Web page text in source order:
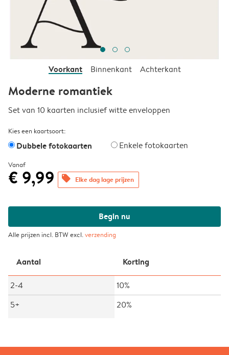
Voorkant Binnenkant Achterkant
Moderne romantiek
Set van 10 kaarten inclusief witte enveloppen
Kies een kaartsoort:
Dubbele fotokaarten Enkele fotokaarten
Vanaf
€ 9,99 offers Elke dag lage prijzen
Begin nu
Alle prijzen incl. BTW excl.verzending
Aantal Korting
2-4
10%
5+
20%